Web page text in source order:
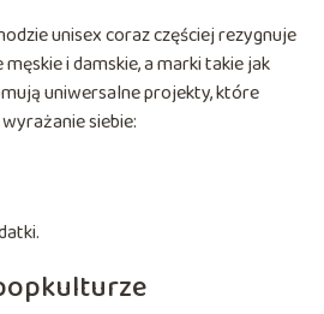
unisex coraz częściej rezygnuje
i damskie, a marki takie jak
uniwersalne projekty, które
siebie: